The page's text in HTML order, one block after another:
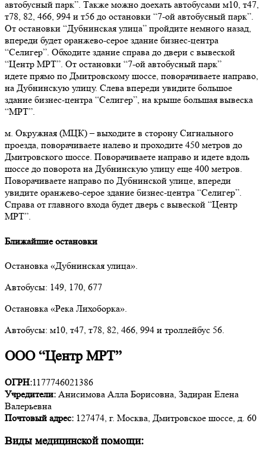
автобусный парк”. Также можно доехать автобусами м10, т47,
т78, 82, 466, 994 и т56 до остановки “7-ой автобусный парк”.
От остановки “Дубнинская улица” пройдите немного назад,
впереди будет оранжево-серое здание бизнес-центра
“Селигер”. Обходите здание справа до двери с вывеской
“Центр МРТ”. От остановки “7-ой автобусный парк”
идете прямо по Дмитровскому шоссе, поворачиваете направо,
на Дубнинскую улицу. Слева впереди увидите большое
здание бизнес-центра “Селигер”, на крыше большая вывеска
“МРТ”.
м. Окружная (МЦК)–выходите в сторону Сигнального
проезда, поворачиваете налево и проходите 450 метров до
Дмитровского шоссе. Поворачиваете направо и идете вдоль
шоссе до поворота на Дубнинскую улицу еще 400 метров.
Поворачиваете направо по Дубнинской улице, впереди
увидите оранжево-серое здание бизнес-центра “Селигер”.
Справа от главного входа будет дверь с вывеской “Центр
МРТ”.
Ближайшие остановки
Остановка «Дубнинская улица».
Автобусы: 149, 170, 677
Остановка «Река Лихоборка».
Автобусы: м10, т47, т78, 82, 466, 994 и троллейбус 56.
ООО “Центр МРТ”
ОГРН:1177746021386
Учредители: Анисимова Алла Борисовна, Задиран Елена
Валерьевна
Почтовый адрес: 127474, г. Москва, Дмитровское шоссе, д. 60
Виды медицинской помощи: